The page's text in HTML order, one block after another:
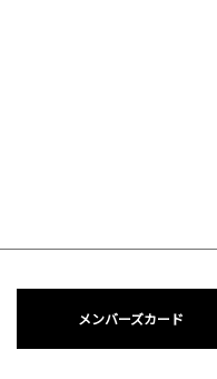
メンバーズカード